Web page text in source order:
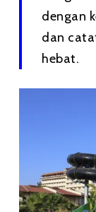
dengan
dan
hebat.